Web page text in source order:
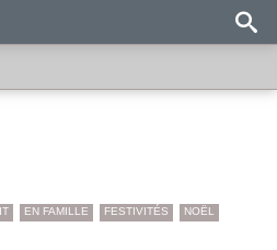
EN FAMILLE FESTIVITÉS NOËL